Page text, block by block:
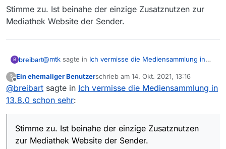
Stimme zu. Ist beinahe der einzige Zusatznutzen zur
Mediathek Website der Sender.
B breibart@mtk sagte in Ich vermisse die Mediensammlung in
Es macht einfach weiterhin Sinn, wenn die
Mediensammlung weiterhin mit im selben
Programm ist, weil man damit schnell nachsehen
“neue” Wiederholung ist.
Vielleicht stimmen mir ja viele zu und die letzte
Version wird einfach ins nächste Release wieder
Stimme zu. Ist beinahe der einzige Zusatznutzen zur
?
Offline
Ein ehemaliger Benutzerschrieb am 14. Okt. 2021, 13:16
zuletzt editiert von
@breibart sagte in Ich vermisse die Mediensammlung in
13.8.0 schon sehr:
Stimme zu. Ist beinahe der einzige Zusatznutzen
zur Mediathek Website der Sender.